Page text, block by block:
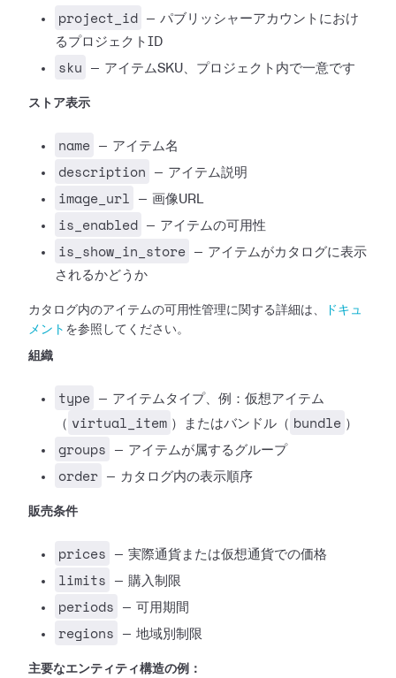
project_id
— パブリッシャーアカウントにおけ
るプロジェクトID
sku — アイテムSKU、プロジェクト内で一意です
ストア表示
name — アイテム名
description — アイテム説明
image_url — 画像URL
is_enabled — アイテムの可用性
is_show_in_store
— アイテムがカタログに表示
されるかどうか
カタログ内のアイテムの可用性管理に関する詳細は、
ドキュ
メント を参照してください。
組織
type
— アイテムタイプ、例：仮想アイテム
（ virtual_item ）またはバンドル（ bundle ）
groups — アイテムが属するグループ
order — カタログ内の表示順序
販売条件
prices — 実際通貨または仮想通貨での価格
limits — 購入制限
periods — 可用期間
regions — 地域別制限
主要なエンティティ構造の例：